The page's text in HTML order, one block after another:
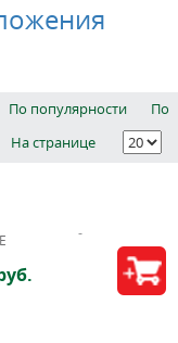
По популярности
По
На странице